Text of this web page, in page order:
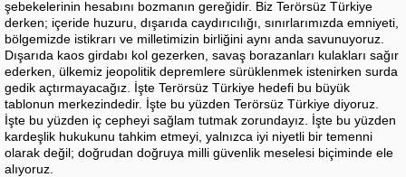
şebekelerinin hesabını bozmanın gereğidir. Biz Terörsüz Türkiye
derken; içeride huzuru, dışarıda caydırıcılığı, sınırlarımızda emniyeti,
bölgemizde istikrarı ve milletimizin birliğini aynı anda savunuyoruz.
Dışarıda kaos girdabı kol gezerken, savaş borazanları kulakları sağır
ederken, ülkemiz jeopolitik depremlere sürüklenmek istenirken surda
gedik açtırmayacağız. İşte Terörsüz Türkiye hedefi bu büyük
tablonun merkezindedir. İşte bu yüzden Terörsüz Türkiye diyoruz.
İşte bu yüzden iç cepheyi sağlam tutmak zorundayız. İşte bu yüzden
kardeşlik hukukunu tahkim etmeyi, yalnızca iyi niyetli bir temenni
olarak değil; doğrudan doğruya milli güvenlik meselesi biçiminde ele
alıyoruz.